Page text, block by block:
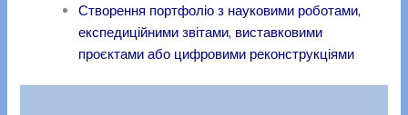
Створення портфоліо з науковими роботами,
експедиційними звітами, виставковими
проєктами або цифровими реконструкціями